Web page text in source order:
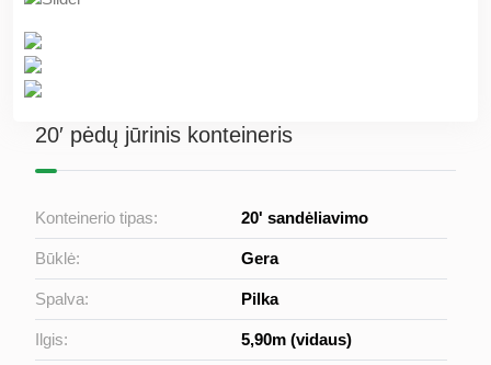
20′ pėdų jūrinis konteineris
Konteinerio tipas: 20' sandėliavimo
Būklė: Gera
Spalva: Pilka
Ilgis: 5,90m (vidaus)